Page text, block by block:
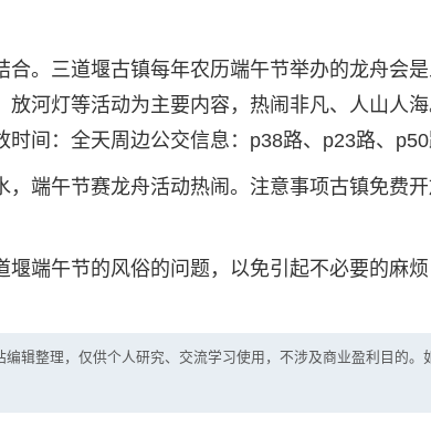
。三道堰古镇每年农历端午节举办的龙舟会
河灯等活动为主要内容，热闹非凡、人山人
间：全天周边公交信息：p38路、p23路、
端午节赛龙舟活动热闹。注意事项古镇免费
端午节的风俗的问题，以免引起不必要的麻
辑整理，仅供个人研究、交流学习使用，不涉及商业盈利目的。